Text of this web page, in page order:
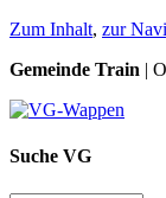
Zum Inhalt, zur
Gemeinde Train |
Suche VG